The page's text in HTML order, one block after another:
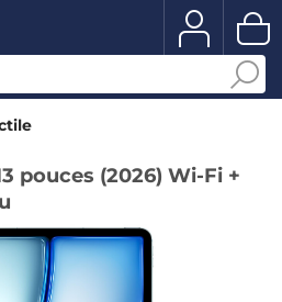
pouces (2026) Wi-Fi +